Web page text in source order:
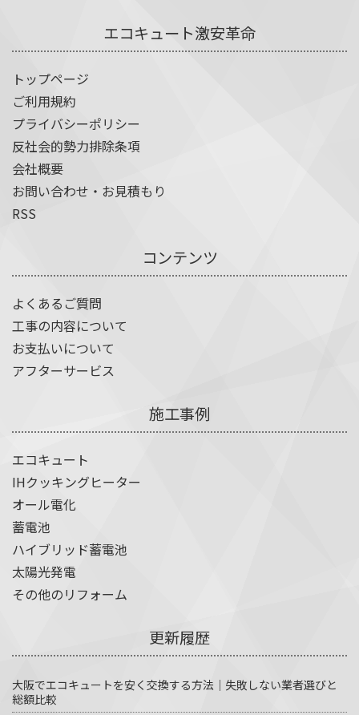
エコキュート激安革命
トップページ
ご利用規約
プライバシーポリシー
反社会的勢力排除条項
会社概要
お問い合わせ・お見積もり
RSS
コンテンツ
よくあるご質問
工事の内容について
お支払いについて
アフターサービス
施工事例
エコキュート
IHクッキングヒーター
オール電化
蓄電池
ハイブリッド蓄電池
太陽光発電
その他のリフォーム
更新履歴
大阪でエコキュートを安く交換する方法｜失敗しない業者選びと
総額比較